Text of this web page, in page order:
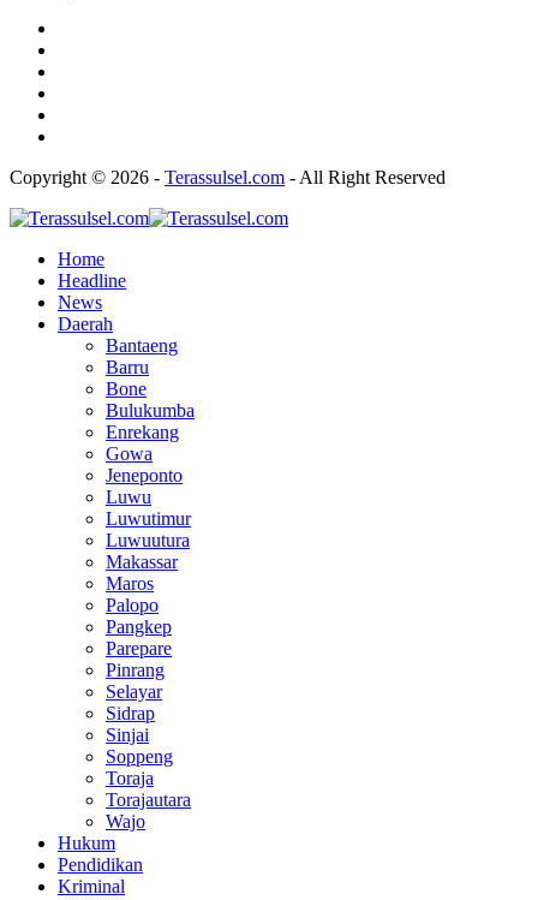
Copyright © 2026 - Terassulsel.com - All Right Reserved
Home
Headline
News
Daerah
Bantaeng
Barru
Bone
Bulukumba
Enrekang
Gowa
Jeneponto
Luwu
Luwutimur
Luwuutura
Makassar
Maros
Palopo
Pangkep
Parepare
Pinrang
Selayar
Sidrap
Sinjai
Soppeng
Toraja
Torajautara
Wajo
Hukum
Pendidikan
Kriminal